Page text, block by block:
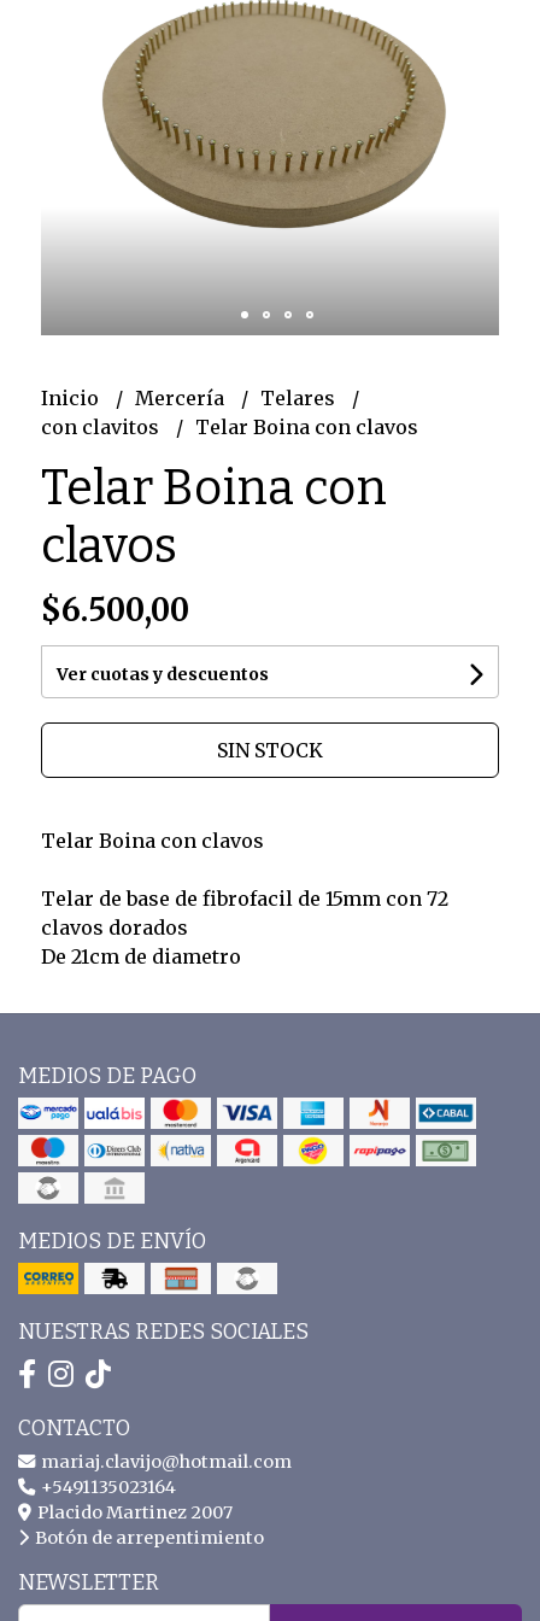
Inicio Mercería
Telares
con clavitos
Telar Boina con clavos
Telar Boina con
clavos
$6.500,00
Ver cuotas y descuentos
SIN STOCK
Telar Boina con clavos
Telar de base de fibrofacil de 15mm con 72
clavos dorados
De 21cm de diametro
MEDIOS DE PAGO
MEDIOS DE ENVÍO
NUESTRAS REDES SOCIALES
CONTACTO
mariaj.clavijo@hotmail.com
+5491135023164
Placido Martinez 2007
Botón de arrepentimiento
NEWSLETTER